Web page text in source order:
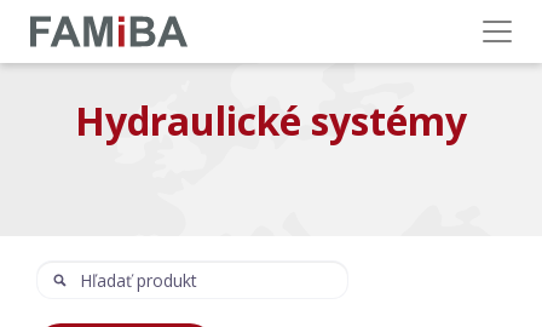
Menu
Hydraulické systémy
Hľadať:
Hľadať